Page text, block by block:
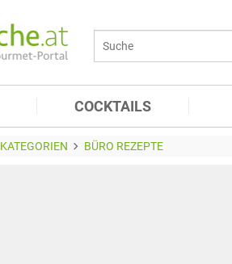
COCKTAILS
KATEGORIEN BÜRO REZEPTE